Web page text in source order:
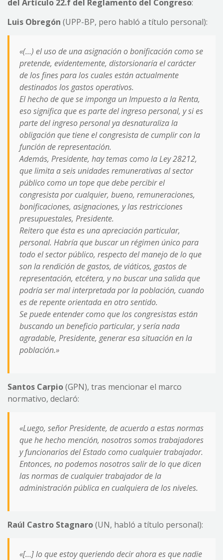
del Artículo 22.f del Reglamento del Congreso:
Luis Obregón (UPP-BP, pero habló a título personal):
«(…) el uso de una asignación o bonificación como se
pretende, evidentemente, distorsionaría el carácter
de los fines para los cuales están actualmente
destinados los gastos operativos.
El hecho de que se imponga un Impuesto a la Renta,
eso significa que es parte del ingreso personal, y si es
parte del ingreso personal ya desnaturaliza la
obligación que tiene el congresista de cumplir con la
función de representación.
Además, Presidente, hay temas como la Ley 28212,
que limita a seis unidades remunerativas al sector
público como un tope que debe percibir el
congresista por cualquier, bueno, remuneraciones,
bonificaciones, asignaciones, y las restricciones
presupuestales, Presidente.
Reitero que ésta es una apreciación particular,
personal. Habría que buscar un régimen único para
todo el sector público, respecto del manejo de lo que
son la rendición de gastos, de viáticos, gastos de
representación, etcétera, y no buscar una salida que
podría ser mal interpretada por la población, cuando
es de repente orientada en otro sentido.
Se puede entender como que los congresistas están
buscando un beneficio particular, y sería nada
agradable, Presidente, generar esa situación en la
población.»
Santos Carpio(GPN), tras mencionar el marco
normativo, declaró:
«Luego, señor Presidente, de acuerdo a estas normas
que he hecho mención, nosotros somos trabajadores
y funcionarios del Estado como cualquier trabajador.
Entonces, no podemos nosotros salir de lo que dicen
las normas de cualquier trabajador de la
administración pública en cualquiera de los niveles.
Raúl Castro Stagnaro(UN, habló a título personal):
«[…] lo que estoy queriendo decir ahora es que nadie